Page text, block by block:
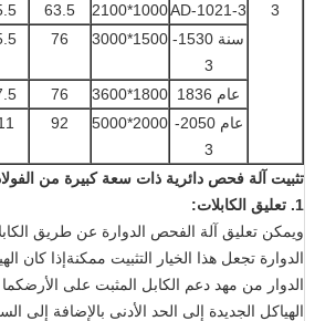
3
AD-1021-3
1000*2100
63.5
سنة 1530-
3
1500*3000
76
عام 1836 1800*3600
76
عام 2050-
3
2000*5000
92
تثبيت آلة فحص دائرية ذات سعة كبيرة من
1. تعليق الكابلات:
ويمكن تعليق آلة الفحص الدوارة عن طريق
الدوارة تجعل هذا الخيار التثبيت ممكنةإذا كان
الدوار من مهد دعم الكابل المثبت على الأرضكما
الهياكل الجديدة إلى الحد الأدنى بالإضافة إلى